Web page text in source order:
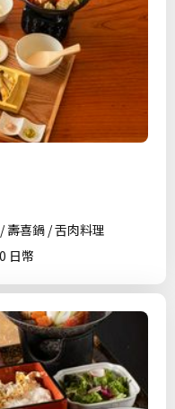
壽喜鍋 / 舌肉料理
日幣